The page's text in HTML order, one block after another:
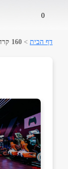
0
דף הבית > 160 קרדיטים לפאנלנד